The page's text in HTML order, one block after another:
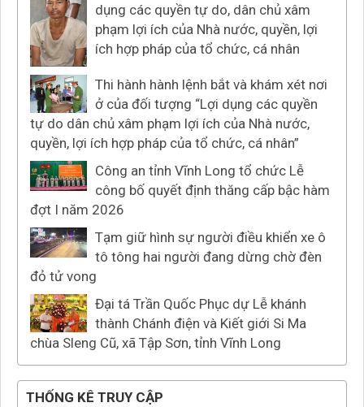
dụng các quyền tự do, dân chủ xâm
phạm lợi ích của Nhà nước, quyền, lợi
ích hợp pháp của tổ chức, cá nhân
Thi hành hành lệnh bắt và khám xét nơi
ở của đối tượng “Lợi dụng các quyền
tự do dân chủ xâm phạm lợi ích của Nhà nước,
quyền, lợi ích hợp pháp của tổ chức, cá nhân”
Công an tỉnh Vĩnh Long tổ chức Lễ
công bố quyết định thăng cấp bậc hàm
đợt I năm 2026
Tạm giữ hình sự người điều khiển xe ô
tô tông hai người đang dừng chờ đèn
đỏ tử vong
Đại tá Trần Quốc Phục dự Lễ khánh
thành Chánh điện và Kiết giới Si Ma
chùa Sleng Cũ, xã Tập Sơn, tỉnh Vĩnh Long
THỐNG KÊ TRUY CẬP